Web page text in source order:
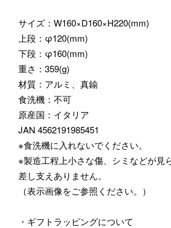
サイズ：W160×D160×H220(mm)
上段：φ120(mm)
下段：φ160(mm)
重さ：359(g)
材質：アルミ、真鍮
食洗機：不可
原産国：イタリア
JAN 4562191985451
※食洗機に入れないでください。
※製造工程上小さな傷、シミなどが見
差し支えありません。
（表示画像をご参照ください。）
・ギフトラッピングについて